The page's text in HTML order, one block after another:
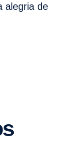
alegria de